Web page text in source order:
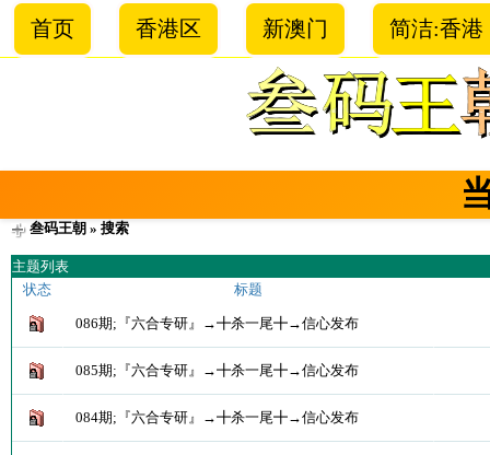
首页 香港区 新澳门 简洁:香港
叁码王朝 » 搜索
主题列表
状态
标题
086期;『六合专研』→╋杀一尾╋→信心发布
085期;『六合专研』→╋杀一尾╋→信心发布
084期;『六合专研』→╋杀一尾╋→信心发布